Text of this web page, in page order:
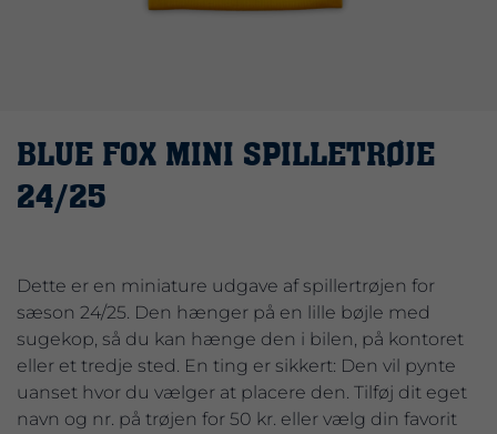
BLUE FOX MINI SPILLETRØJE
24/25
Dette er en miniature udgave af spillertrøjen for
sæson 24/25. Den hænger på en lille bøjle med
sugekop, så du kan hænge den i bilen, på kontoret
eller et tredje sted. En ting er sikkert: Den vil pynte
uanset hvor du vælger at placere den. Tilføj dit eget
navn og nr. på trøjen for 50 kr. eller vælg din favorit